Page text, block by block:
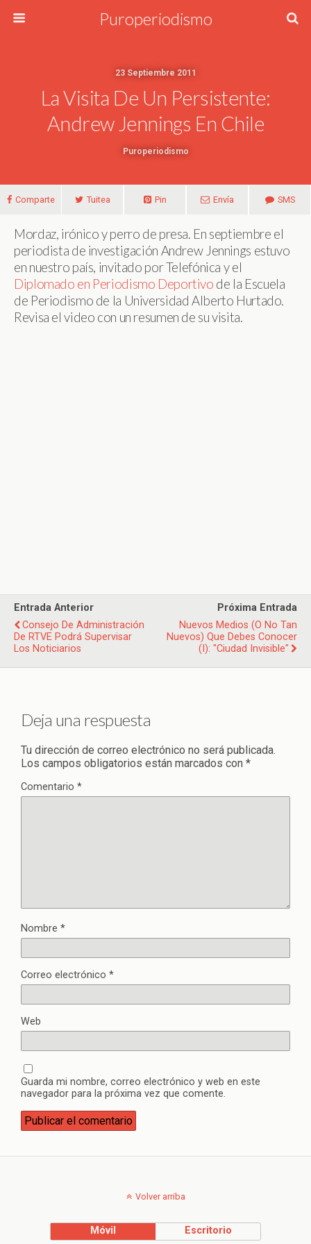
Puroperiodismo
23 Septiembre 2011
La Visita De Un Persistente:
Andrew Jennings En Chile
Puroperiodismo
Comparte Tuitea Pin Envía SMS
Mordaz, irónico y perro de presa. En septiembre el
periodista de investigación Andrew Jennings estuvo
en nuestro país, invitado por Telefónica y el
Diplomado en Periodismo Deportivo de la Escuela
de Periodismo de la Universidad Alberto Hurtado.
Revisa el video con un resumen de su visita.
Entrada Anterior
Consejo De Administración
De RTVE Podrá Supervisar
Los Noticiarios
Próxima Entrada
Nuevos Medios (o No Tan
Nuevos) Que Debes Conocer
(I): "Ciudad Invisible"
Deja una respuesta
Tu dirección de correo electrónico no será publicada.
Los campos obligatorios están marcados con *
Comentario *
Nombre *
Correo electrónico *
Web
Guarda mi nombre, correo electrónico y web en este
navegador para la próxima vez que comente.
Volver arriba
Móvil Escritorio